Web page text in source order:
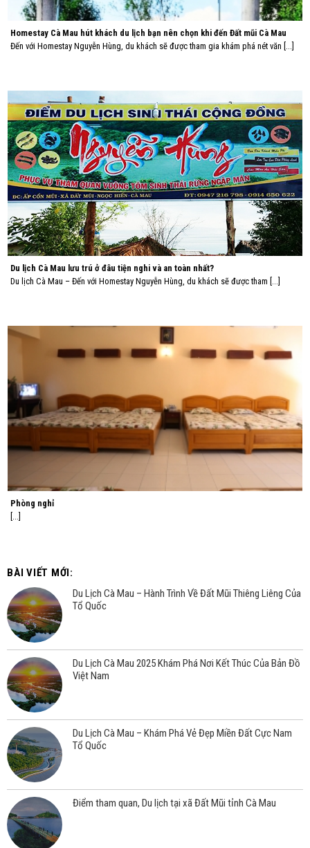
Homestay Cà Mau hút khách du lịch bạn nên chọn khi đến Đất mũi Cà Mau
Đến với Homestay Nguyễn Hùng, du khách sẽ được tham gia khám phá nét văn [...]
Du lịch Cà Mau lưu trú ở đâu tiện nghi và an toàn nhất?
Du lịch Cà Mau – Đến với Homestay Nguyễn Hùng, du khách sẽ được tham [...]
Phòng nghỉ
[...]
BÀI VIẾT MỚI:
Du Lịch Cà Mau – Hành Trình Về Đất Mũi Thiêng Liêng Của
Tổ Quốc
Du Lịch Cà Mau 2025 Khám Phá Nơi Kết Thúc Của Bản Đồ
Việt Nam
Du Lịch Cà Mau – Khám Phá Vẻ Đẹp Miền Đất Cực Nam
Tổ Quốc
Điểm tham quan, Du lịch tại xã Đất Mũi tỉnh Cà Mau